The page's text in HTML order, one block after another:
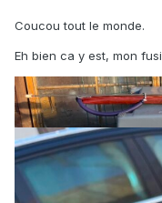
Coucou tout le monde.
Eh bien ca y est, mon